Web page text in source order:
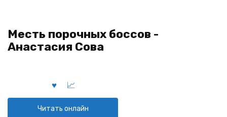
Месть порочных боссов -
Анастасия Сова
Читать онлайн